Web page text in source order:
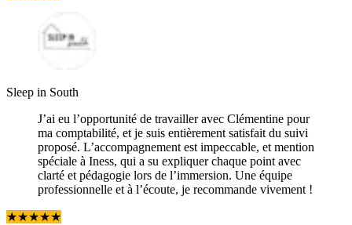
Sleep in South
J’ai eu l’opportunité de travailler avec Clémentine pour
ma comptabilité, et je suis entièrement satisfait du suivi
proposé. L’accompagnement est impeccable, et mention
spéciale à Iness, qui a su expliquer chaque point avec
clarté et pédagogie lors de l’immersion. Une équipe
professionnelle et à l’écoute, je recommande vivement !
★★★★★